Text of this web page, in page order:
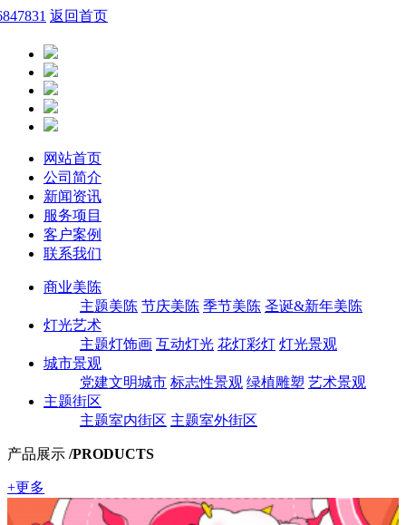
返回首页
网站首页
公司简介
新闻资讯
服务项目
客户案例
联系我们
商业美陈
主题美陈 节庆美陈 季节美陈 圣诞&新年美陈
灯光艺术
主题灯饰画 互动灯光 花灯彩灯 灯光景观
城市景观
党建文明城市 标志性景观 绿植雕塑 艺术景观
主题街区
主题室内街区 主题室外街区
产品展示 /PRODUCTS
+更多